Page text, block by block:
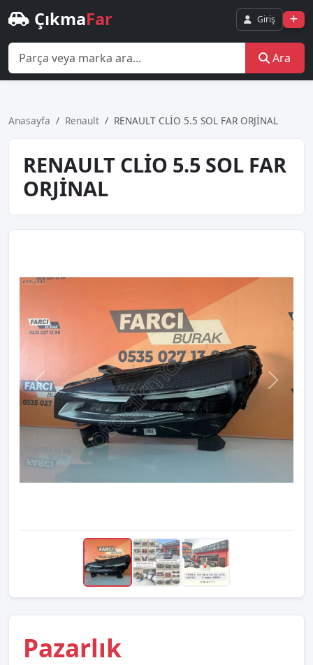
ÇıkmaFar Giriş
Ara
Anasayfa Renault RENAULT CLİO 5.5 SOL FAR ORJİNAL
RENAULT CLİO 5.5 SOL FAR
ORJİNAL
Pazarlık